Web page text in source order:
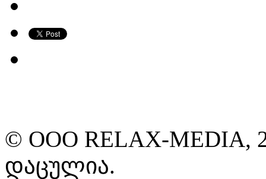
© ООО RELAX-MEDIA,
დაცულია.